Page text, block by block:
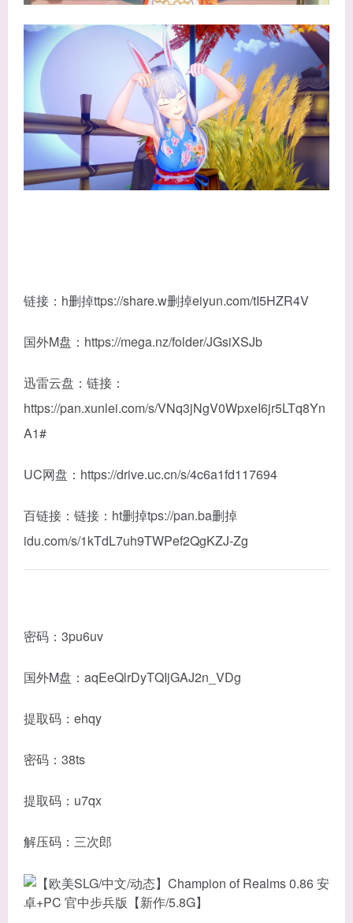
链接：h删掉ttps://share.w删掉eiyun.com/tI5HZR4V
国外M盘：https://mega.nz/folder/JGsiXSJb
迅雷云盘：链接：
https://pan.xunlei.com/s/VNq3jNgV0WpxeI6jr5LTq8Yn
A1#
UC网盘：https://drive.uc.cn/s/4c6a1fd117694
百链接：链接：ht删掉tps://pan.ba删掉
idu.com/s/1kTdL7uh9TWPef2QgKZJ-Zg
密码：3pu6uv
国外M盘：aqEeQlrDyTQIjGAJ2n_VDg
提取码：ehqy
密码：38ts
提取码：u7qx
解压码：三次郎